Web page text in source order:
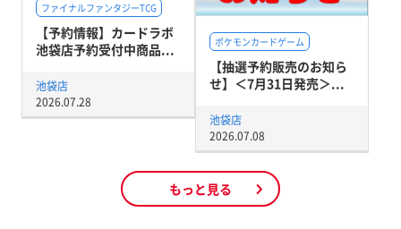
ファイナルファンタジーTCG
【予約情報】カードラボ
池袋店予約受付中商品...
池袋店
2026.07.28
ポケモンカードゲーム
【抽選予約販売のお知ら
せ】＜7月31日発売＞...
池袋店
2026.07.08
もっと見る